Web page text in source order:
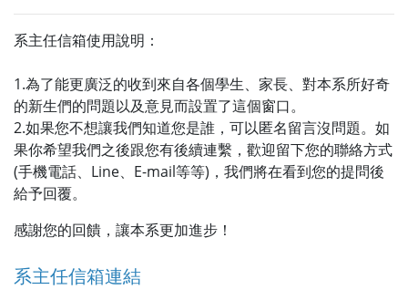
系主任信箱使用說明：
1.為了能更廣泛的收到來自各個學生、家長、對本系所好奇
的新生們的問題以及意見而設置了這個窗口。
2.如果您不想讓我們知道您是誰，可以匿名留言沒問題。如
果你希望我們之後跟您有後續連繫，歡迎留下您的聯絡方式
(手機電話、Line、E-mail等等)，我們將在看到您的提問後
給予回覆。
感謝您的回饋，讓本系更加進步！
系主任信箱連結